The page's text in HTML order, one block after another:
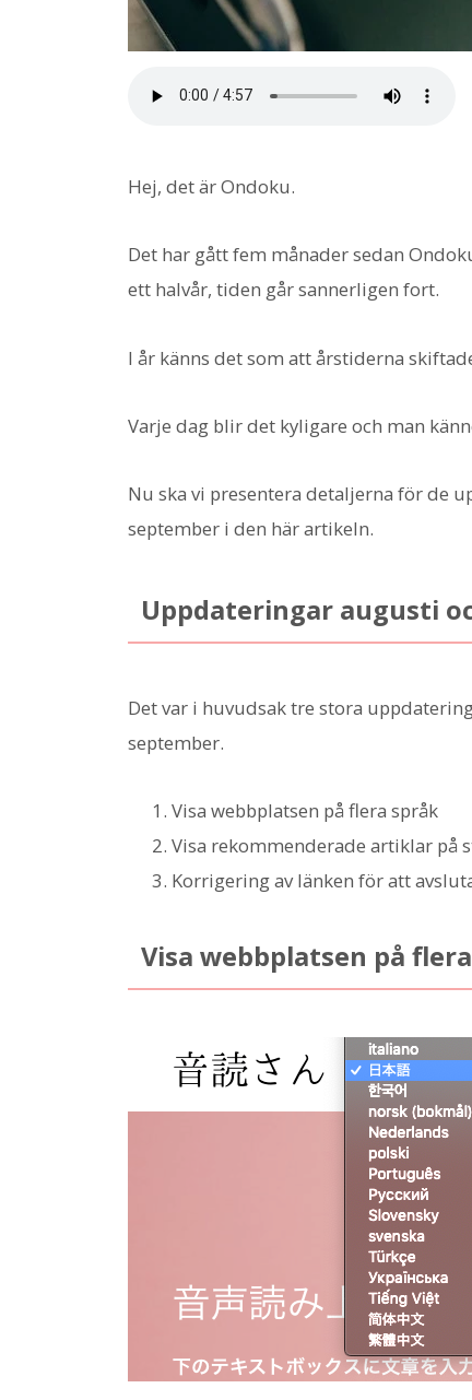
Hej, det är Ondoku.
Det har gått fem månader sedan
ett halvår, tiden går sannerligen fort.
I år känns det som att årstiderna
Varje dag blir det kyligare och man
Nu ska vi presentera detaljerna för de
september i den här artikeln.
Uppdateringar augusti
Det var i huvudsak tre stora
september.
Visa webbplatsen på flera språk
Visa rekommenderade artiklar på
Korrigering av länken för att
Visa webbplatsen på